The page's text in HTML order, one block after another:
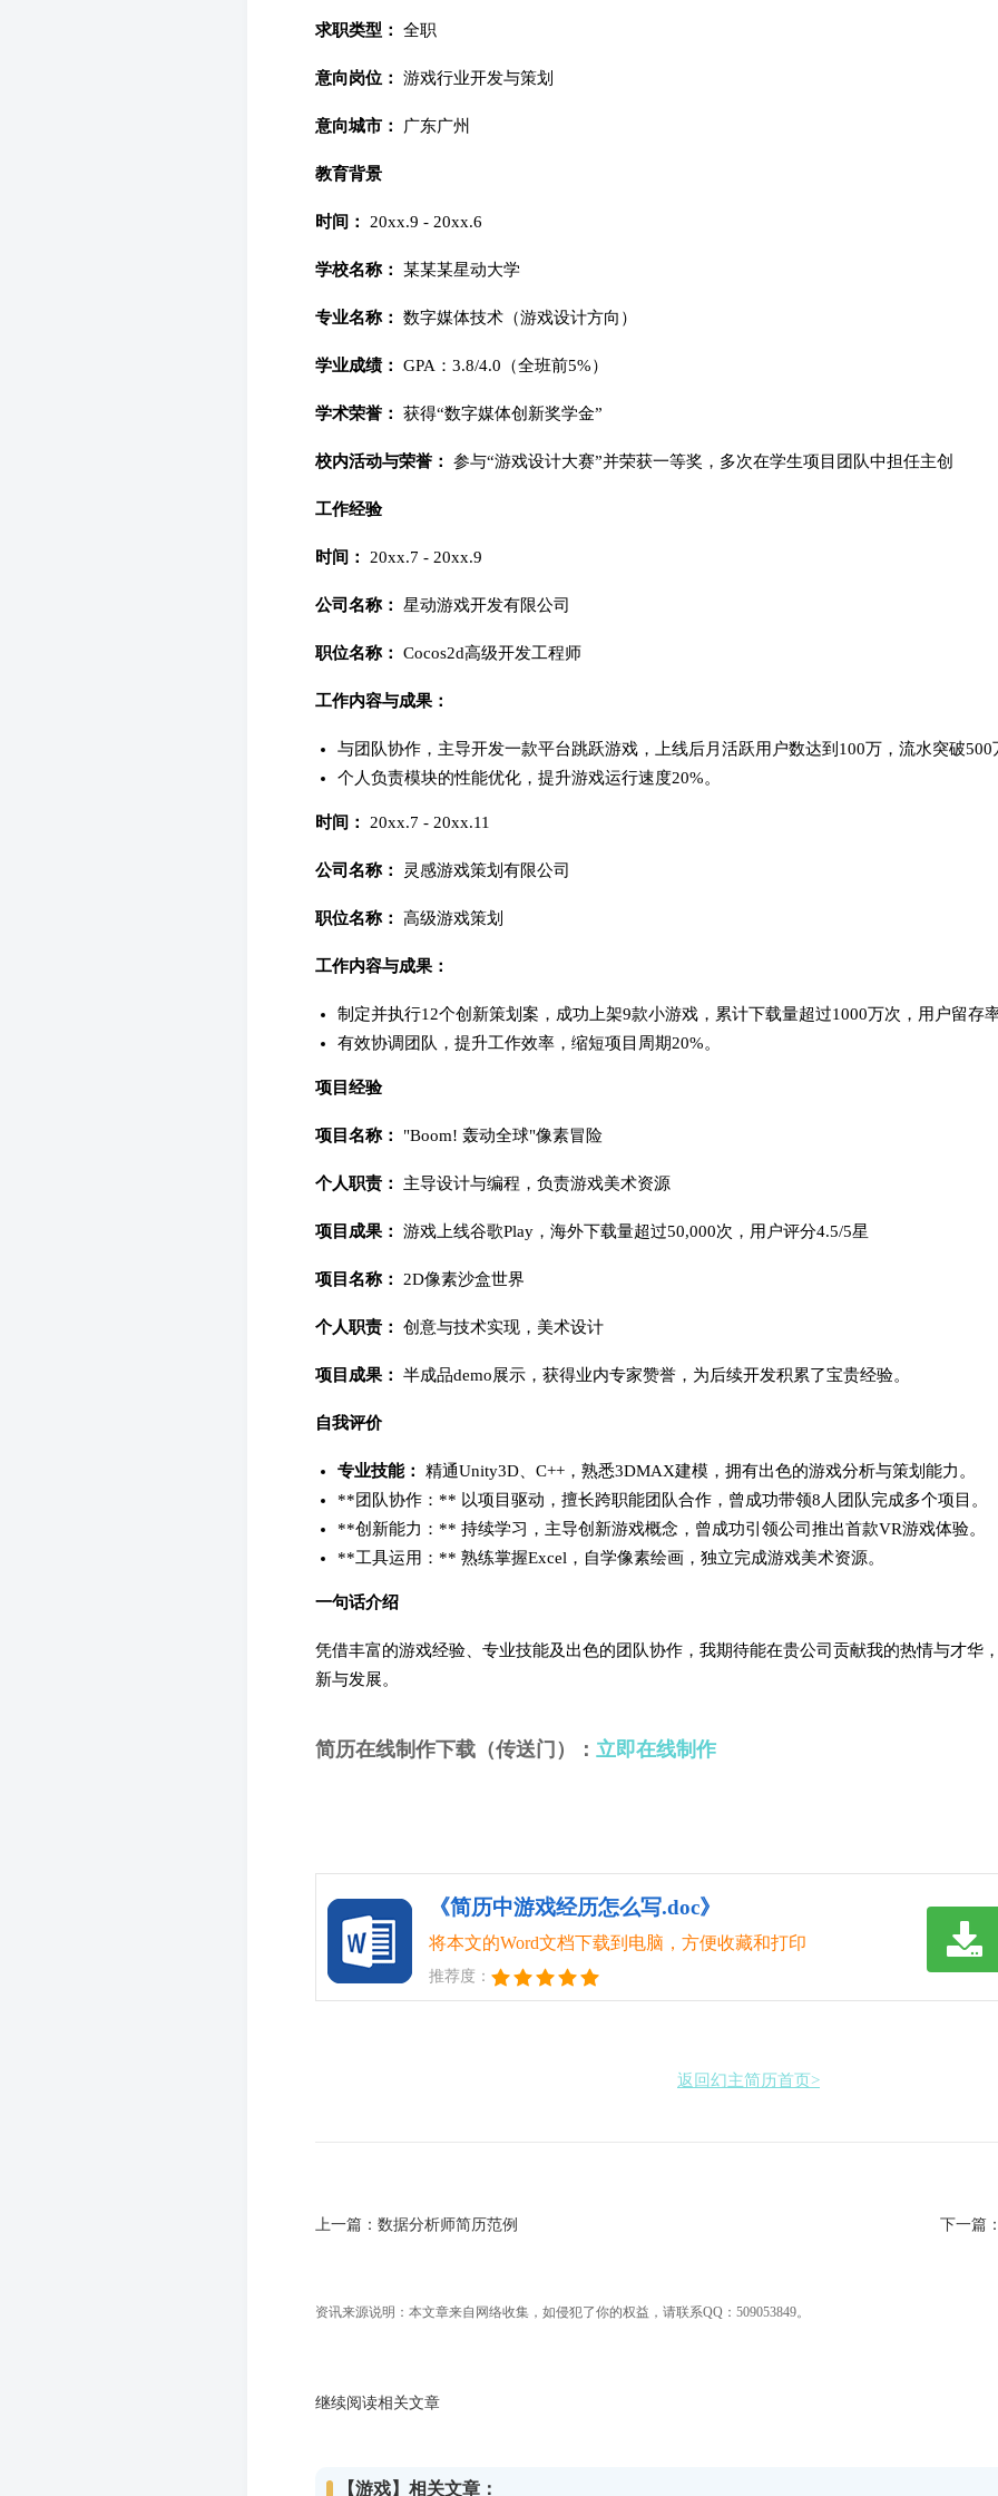
求职类型： 全职
意向岗位： 游戏行业开发与策划
意向城市： 广东广州
教育背景
时间： 20xx.9 - 20xx.6
学校名称： 某某某星动大学
专业名称： 数字媒体技术（游戏设计方向）
学业成绩： GPA：3.8/4.0（全班前5%）
学术荣誉： 获得“数字媒体创新奖学金”
校内活动与荣誉： 参与“游戏设计大赛”并荣获一等奖，多次在学生项目团队中担任主创
工作经验
时间： 20xx.7 - 20xx.9
公司名称： 星动游戏开发有限公司
职位名称： Cocos2d高级开发工程师
工作内容与成果：
与团队协作，主导开发一款平台跳跃游戏，上线后月活跃用户数达到100万，流水突破500
个人负责模块的性能优化，提升游戏运行速度20%。
时间： 20xx.7 - 20xx.11
公司名称： 灵感游戏策划有限公司
职位名称： 高级游戏策划
工作内容与成果：
制定并执行12个创新策划案，成功上架9款小游戏，累计下载量超过1000万次，用户留存
有效协调团队，提升工作效率，缩短项目周期20%。
项目经验
项目名称： "Boom! 轰动全球"像素冒险
个人职责： 主导设计与编程，负责游戏美术资源
项目成果： 游戏上线谷歌Play，海外下载量超过50,000次，用户评分4.5/5星
项目名称： 2D像素沙盒世界
个人职责： 创意与技术实现，美术设计
项目成果： 半成品demo展示，获得业内专家赞誉，为后续开发积累了宝贵经验。
自我评价
专业技能：
精通Unity3D、C++，熟悉3DMAX建模，拥有出色的游戏分析与策划能力。
**团队协作：** 以项目驱动，擅长跨职能团队合作，曾成功带领8人团队完成多个项目。
**创新能力：** 持续学习，主导创新游戏概念，曾成功引领公司推出首款VR游戏体验。
**工具运用：** 熟练掌握Excel，自学像素绘画，独立完成游戏美术资源。
一句话介绍
凭借丰富的游戏经验、专业技能及出色的团队协作，我期待能在贵公司贡献我的热情与才华
新与发展。
简历在线制作下载（传送门）： 立即在线制作
《简历中游戏经历怎么写.doc》
将本文的Word文档下载到电脑，方便收藏和打印
推荐度：
返回幻主简历首页>
上一篇： 数据分析师简历范例 下一篇
资讯来源说明：本文章来自网络收集，如侵犯了你的权益，请联系QQ：509053849。
继续阅读相关文章
【游戏】相关文章：